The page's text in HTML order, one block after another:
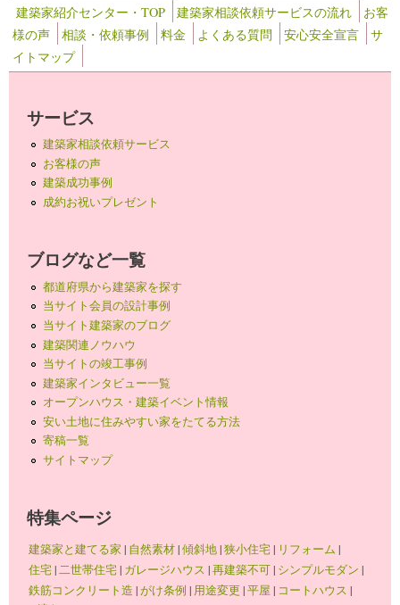
建築家紹介センター・TOP 建築家相談依頼サービスの流れ
お客
様の声
相談・依頼事例 料金 よくある質問 安心安全宣言
サ
イトマップ
サービス
建築家相談依頼サービス
お客様の声
建築成功事例
成約お祝いプレゼント
ブログなど一覧
都道府県から建築家を探す
当サイト会員の設計事例
当サイト建築家のブログ
建築関連ノウハウ
当サイトの竣工事例
建築家インタビュー一覧
オープンハウス・建築イベント情報
安い土地に住みやすい家をたてる方法
寄稿一覧
サイトマップ
特集ページ
建築家と建てる家 | 自然素材|傾斜地|狭小住宅| リフォーム |
住宅|二世帯住宅| ガレージハウス |再建築不可| シンプルモダン |
鉄筋コンクリート造 |がけ条例 | 用途変更 |平屋 | コートハウス |